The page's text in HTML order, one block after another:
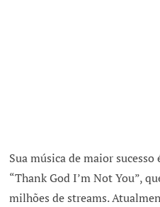
Sua música de maior
“Thank God I’m Not You”,
milhões de streams.